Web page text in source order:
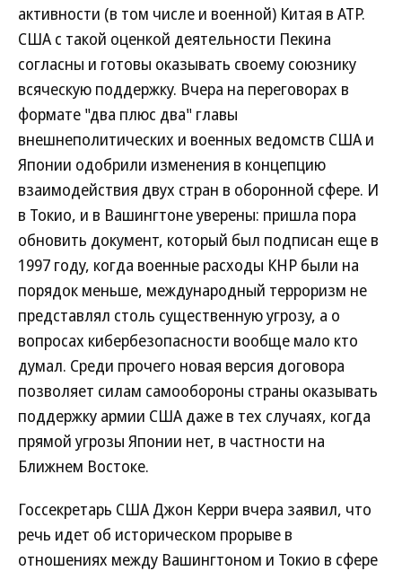
активности (в том числе и военной) Китая в АТР.
США с такой оценкой деятельности Пекина
согласны и готовы оказывать своему союзнику
всяческую поддержку. Вчера на переговорах в
формате "два плюс два" главы
внешнеполитических и военных ведомств США и
Японии одобрили изменения в концепцию
взаимодействия двух стран в оборонной сфере. И
в Токио, и в Вашингтоне уверены: пришла пора
обновить документ, который был подписан еще в
1997 году, когда военные расходы КНР были на
порядок меньше, международный терроризм не
представлял столь существенную угрозу, а о
вопросах кибербезопасности вообще мало кто
думал. Среди прочего новая версия договора
позволяет силам самообороны страны оказывать
поддержку армии США даже в тех случаях, когда
прямой угрозы Японии нет, в частности на
Ближнем Востоке.
Госсекретарь США Джон Керри вчера заявил, что
речь идет об историческом прорыве в
отношениях между Вашингтоном и Токио в сфере